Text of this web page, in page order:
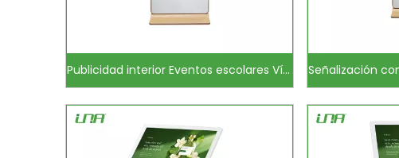
Publicidad interior Eventos escolares Vídeo LED Señalización digital